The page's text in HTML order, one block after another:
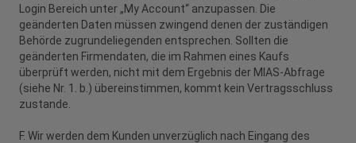
Login Bereich unter „My Account“ anzupassen. Die
geänderten Daten müssen zwingend denen der zuständigen
Behörde zugrundeliegenden entsprechen. Sollten die
geänderten Firmendaten, die im Rahmen eines Kaufs
überprüft werden, nicht mit dem Ergebnis der MIAS-Abfrage
(siehe Nr. 1. b.) übereinstimmen, kommt kein Vertragsschluss
zustande.
F. Wir werden dem Kunden unverzüglich nach Eingang des